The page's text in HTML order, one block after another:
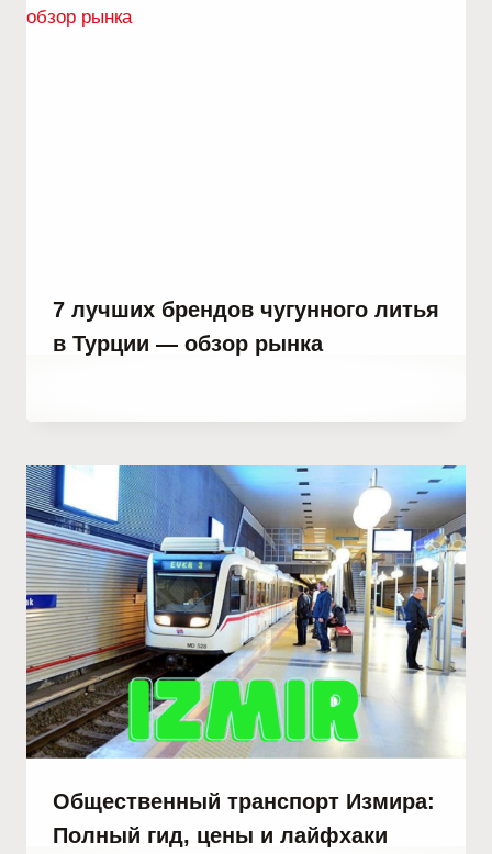
7 лучших брендов чугунного литья
в Турции — обзор рынка
Общественный транспорт Измира:
Полный гид, цены и лайфхаки